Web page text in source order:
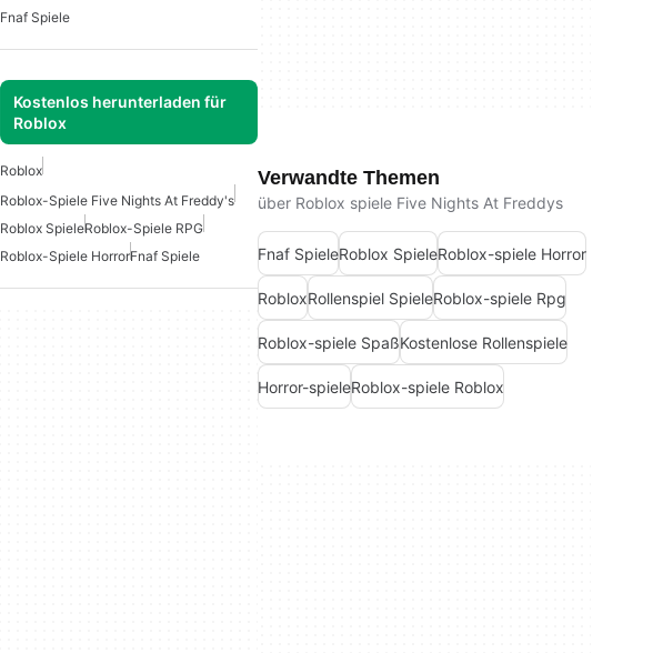
Fnaf Spiele
Kostenlos herunterladen für
Roblox
Roblox
Roblox-Spiele Five Nights At Freddy's
Roblox SpieleRoblox-Spiele RPG
Roblox-Spiele HorrorFnaf Spiele
Verwandte Themen
über Roblox spiele Five Nights At Freddys
Fnaf SpieleRoblox SpieleRoblox-spiele Horror
RobloxRollenspiel SpieleRoblox-spiele Rpg
Roblox-spiele SpaßKostenlose Rollenspiele
Horror-spieleRoblox-spiele Roblox